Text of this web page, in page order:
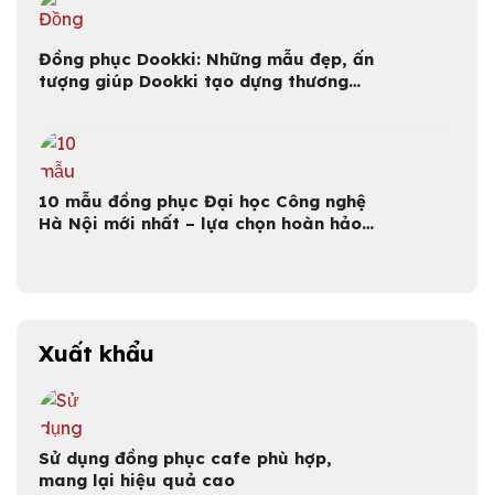
Đồng phục Dookki: Những mẫu đẹp, ấn
tượng giúp Dookki tạo dựng thương
10 mẫu đồng phục Đại học Công nghệ
Hà Nội mới nhất – lựa chọn hoàn hảo
Xuất khẩu
Sử dụng đồng phục cafe phù hợp,
mang lại hiệu quả cao